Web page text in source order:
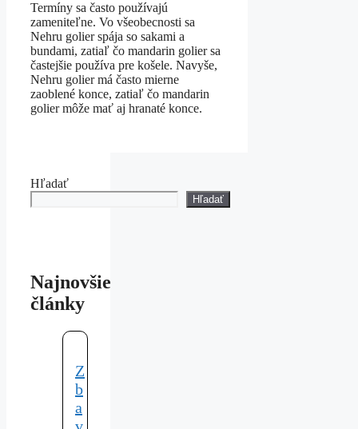
Termíny sa často používajú
zameniteľne. Vo všeobecnosti sa
Nehru golier spája so sakami a
bundami, zatiaľ čo mandarin golier sa
častejšie používa pre košele. Navyše,
Nehru golier má často mierne
zaoblené konce, zatiaľ čo mandarin
golier môže mať aj hranaté konce.
Hľadať
Hľadať
Najnovšie
články
Z
b
a